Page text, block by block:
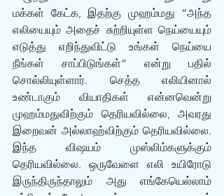
மக்கள் கேட்க, இதற்கு முஹம்மது “அந்த
எலியையும் அதைச் சுற்றியுள்ள நெய்யையும்
எடுத்து எறிந்துவிட்டு உங்கள் நெய்யை
நீங்கள் சாப்பிடுங்கள்” என்று பதில்
சொல்லியுள்ளார். செத்த எலியினால்
உண்டாகும் வியாதிகள் என்னவென்று
முஹம்மதுவிற்கும் தெரியவில்லை, அவரது
இறைவன் அல்லாஹ்விற்கும் தெரியவில்லை.
இந்த விஷயம் முஸ்லிம்களுக்கும்
தெரியவில்லை. ஒருவேளை எலி உயிரோடு
இருந்திருந்தாலும் அது எங்கேயெல்லாம்